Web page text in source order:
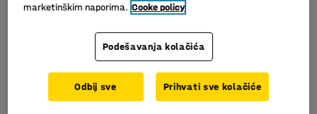
marketinškim naporima. Cooke policy
Podešavanja kolačića
Odbij sve Prihvati sve kolačiće